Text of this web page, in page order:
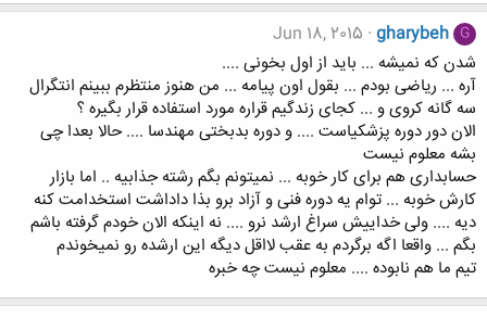
G
gharybeh
Jun 18, 2015
شدن که نمیشه ... باید از اول بخونی ....
آره ... ریاضی بودم ... بقول اون پیامه ... من هنوز منتظرم ببینم انتگرال
سه گانه کروی و ... کجای زندگیم قراره مورد استفاده قرار بگیره ؟
الان دور دوره پزشکیاست .... و دوره بدبختی مهندسا .... حالا بعدا چی
بشه معلوم نیست
حسابداری هم برای کار خوبه ... نمیتونم بگم رشته جذابیه .. اما بازار
کارش خوبه ... توام یه دوره فنی و آزاد برو بذا داداشت استخدامت کنه
دیه .... ولی خداییش سراغ ارشد نرو .... نه اینکه الان خودم گرفته باشم
بگم ... واقعا اگه برگردم به عقب لااقل دیگه این ارشده رو نمیخوندم
تیم ما هم نابوده .... معلوم نیست چه خبره